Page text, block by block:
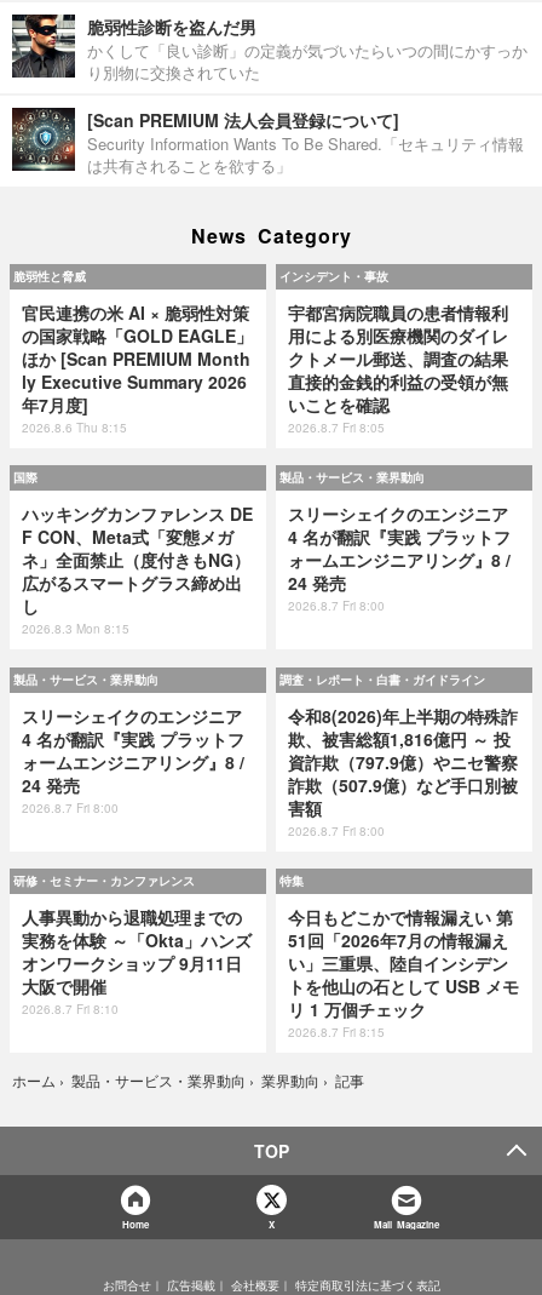
脆弱性診断を盗んだ男
かくして「良い診断」の定義が気づいたらいつの間にかすっか
り別物に交換されていた
[Scan PREMIUM 法人会員登録について]
Security Information Wants To Be Shared.「セキュリティ情報
は共有されることを欲する」
News Category
脆弱性と脅威
官民連携の米 AI × 脆弱性対策
の国家戦略「GOLD EAGLE」
ほか [Scan PREMIUM Month
ly Executive Summary 2026
年7月度]
2026.8.6 Thu 8:15
インシデント・事故
宇都宮病院職員の患者情報利
用による別医療機関のダイレ
クトメール郵送、調査の結果
直接的金銭的利益の受領が無
いことを確認
2026.8.7 Fri 8:05
国際
ハッキングカンファレンス DE
F CON、Meta式「変態メガ
ネ」全面禁止（度付きもNG）
広がるスマートグラス締め出
し
2026.8.3 Mon 8:15
製品・サービス・業界動向
スリーシェイクのエンジニア
4 名が翻訳『実践 プラットフ
ォームエンジニアリング』8 /
24 発売
2026.8.7 Fri 8:00
製品・サービス・業界動向
スリーシェイクのエンジニア
4 名が翻訳『実践 プラットフ
ォームエンジニアリング』8 /
24 発売
2026.8.7 Fri 8:00
調査・レポート・白書・ガイドライン
令和8(2026)年上半期の特殊詐
欺、被害総額1,816億円 ～ 投
資詐欺（797.9億）やニセ警察
詐欺（507.9億）など手口別被
害額
2026.8.7 Fri 8:00
研修・セミナー・カンファレンス
人事異動から退職処理までの
実務を体験 ～「Okta」ハンズ
オンワークショップ 9月11日
大阪で開催
2026.8.7 Fri 8:10
特集
今日もどこかで情報漏えい 第
51回「2026年7月の情報漏え
い」三重県、陸自インシデン
トを他山の石として USB メモ
リ 1 万個チェック
2026.8.7 Fri 8:15
ホーム › 製品・サービス・業界動向 › 業界動向 › 記事
TOP
Home X Mail Magazine
お問合せ 広告掲載 会社概要 特定商取引法に基づく表記